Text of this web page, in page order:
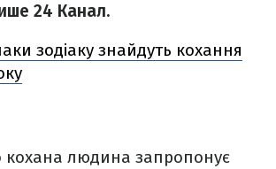
24 Канал.
зодіаку знайдуть кохання
кохана людина запропонує